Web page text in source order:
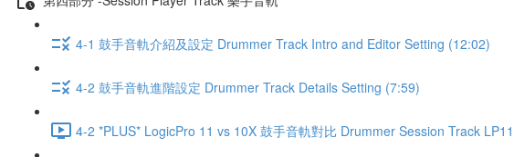
4-1 鼓手音軌介紹及設定 Drummer Track Intro and Editor Setting (12:02)
4-2 鼓手音軌進階設定 Drummer Track Details Setting (7:59)
4-2 *PLUS* LogicPro 11 vs 10X 鼓手音軌對比 Drummer Session Track